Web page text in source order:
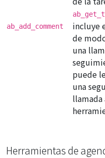
ab_add_comment
incluye
de
una
puede
una
llamada
Herramientas de